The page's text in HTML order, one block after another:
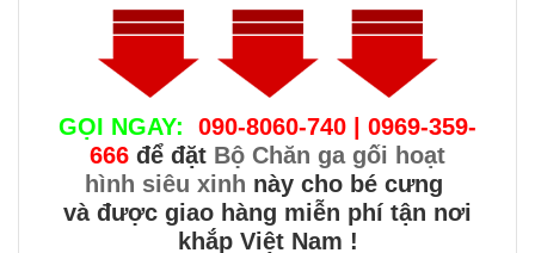
GỌI NGAY:
090-8060-740 | 0969-359-
666 để đặt Bộ Chăn ga gối hoạt
hình siêu xinh này cho bé cưng
và được giao hàng miễn phí tận nơi
khắp Việt Nam !